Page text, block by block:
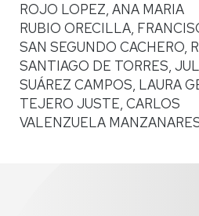
ROJO LOPEZ, ANA MARIA
RUBIO ORECILLA,
SAN SEGUNDO CACHERO,
SANTIAGO DE TORRES,
SUÁREZ CAMPOS, LAURA
TEJERO JUSTE, CARLOS
VALENZUELA